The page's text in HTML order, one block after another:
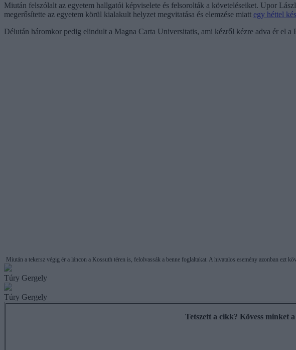
Miután felszólalt az egyetem hallgatói képviselete és felsorolták a követeléseiket. Upor
megerősítette az egyetem körül kialakult helyzet megvitatása és elemzése miatt egy héttel
Délután háromkor pedig elindult a Magna Carta Universitatis, ami kézről kézre adva ér el
Miután a tekersz végig ér a láncon a Kossuth téren is, felolvassák a benne foglaltakat. A hivatalos esemény azonban ezt
Túry Gergely
Túry Gergely
Tetszett a cikk? Kövess minket